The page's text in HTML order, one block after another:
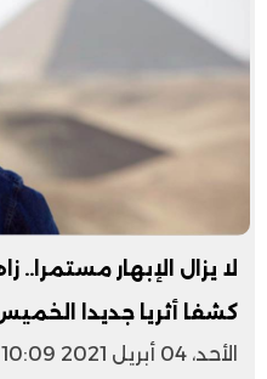
لا يزال الإبهار
كشفا أثريا جديدا
الأحد، 04 أبريل 2021 10:09 م